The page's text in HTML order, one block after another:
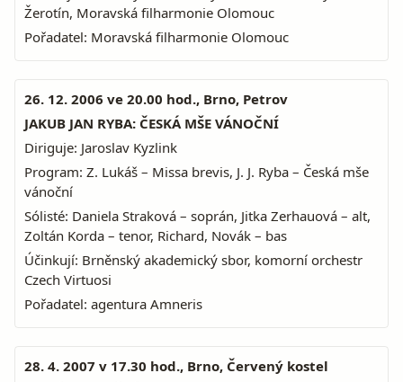
Žerotín, Moravská filharmonie Olomouc
Pořadatel: Moravská filharmonie Olomouc
26. 12. 2006 ve 20.00 hod., Brno, Petrov
JAKUB JAN RYBA: ČESKÁ MŠE VÁNOČNÍ
Diriguje: Jaroslav Kyzlink
Program: Z. Lukáš – Missa brevis, J. J. Ryba – Česká mše
vánoční
Sólisté: Daniela Straková – soprán, Jitka Zerhauová – alt,
Zoltán Korda – tenor, Richard, Novák – bas
Účinkují: Brněnský akademický sbor, komorní orchestr
Czech Virtuosi
Pořadatel: agentura Amneris
28. 4. 2007 v 17.30 hod., Brno, Červený kostel